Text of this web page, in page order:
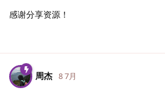
感谢分享资源！
周杰 8 7月